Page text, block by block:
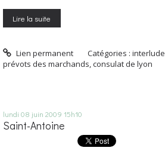
Lire la suite
Lien permanent Catégories :interlude
prévots des marchands,consulat de lyon
lundi 08 juin 2009 15h10
Saint-Antoine